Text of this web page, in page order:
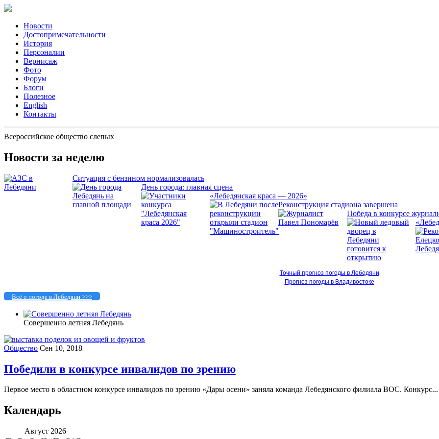
Новости
Достопримечательности
История
Персоналии
Вернисаж
Фото
Форум
Блоги
Полезное
English
Контакты
Всероссийское общество слепых
Новости за неделю
Ситуация с бензином нормализовалась
День города: главная сцена
«Лебедянская краса — 2026»
Реконструкция стадиона завершена
Победа в конкурсе
Точный прогноз погоды в Лебедяни
Прогноз погоды в Владивостоке
Всё о погоде в Лебедяни >>>
Совершенно летняя Лебедянь
Общество Сен 10, 2018
Победили в конкурсе инвалидов по зрению
Первое место в областном конкурсе инвалидов по зрению «Дары осени» заняла команда Лебедянского филиала ВОС. Конкурс...
Календарь
Август 2026